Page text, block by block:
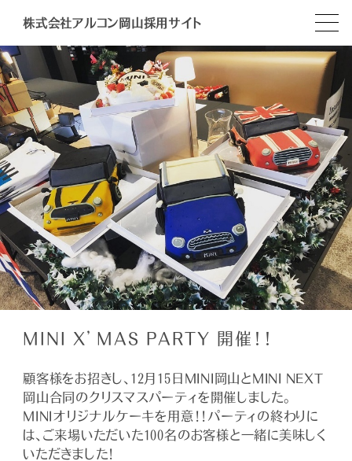
株式会社アルコン岡山採用サイト
MINI X’MAS PARTY 開催！！
顧客様をお招きし、12月15日MINI岡山とMINI NEXT
岡山合同のクリスマスパーティを開催しました。
MINIオリジナルケーキを用意！！パーティの終わりに
は、ご来場いただいた100名のお客様と一緒に美味しく
いただきました！